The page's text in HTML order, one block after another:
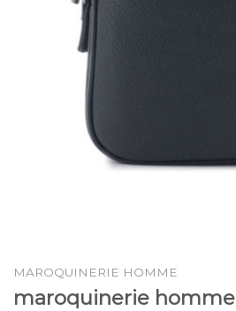
MAROQUINERIE HOMME
maroquinerie homme